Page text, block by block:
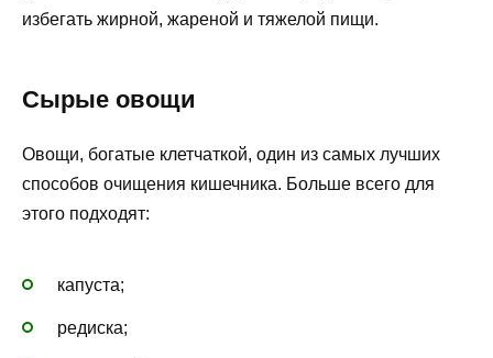
избегать жирной, жареной и тяжелой пищи.
Сырые овощи
Овощи, богатые клетчаткой, один из самых лучших
способов очищения кишечника. Больше всего для
этого подходят:
капуста;
редиска;